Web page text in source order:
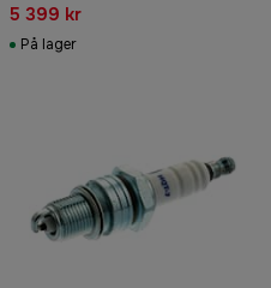
5 399 kr
På lager